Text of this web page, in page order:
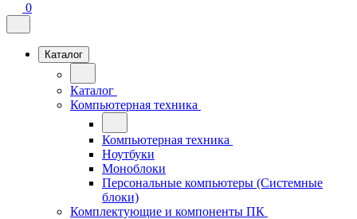
0
Каталог
Каталог
Компьютерная техника
Компьютерная техника
Ноутбуки
Моноблоки
Персональные компьютеры (Системные
блоки)
Комплектующие и компоненты ПК